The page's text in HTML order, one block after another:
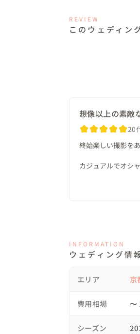
▽スケジュール
12:30　河原町集合
お支度は事前に済
下見しておいた場
ろあるんだ！✨」と
写真を撮られるこ
そんなおふたりに
な表情を引きだせ
おふたりは、そんな
ました🍬
撮影を続けている
私自身も楽しく撮影
最後はタイガー餃子
REVIEW
このウェディン
想像以上の素敵
20
終始楽しい撮影を
カジュアルでオシ
INFORMATION
ウェディング情
エリア 京
費用相場 〜
シーズン